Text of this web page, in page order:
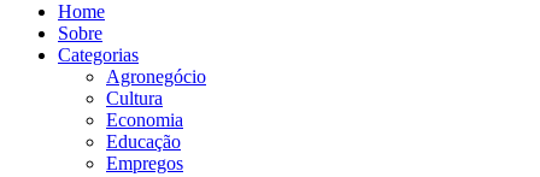
Home
Sobre
Categorias
Agronegócio
Cultura
Economia
Educação
Empregos